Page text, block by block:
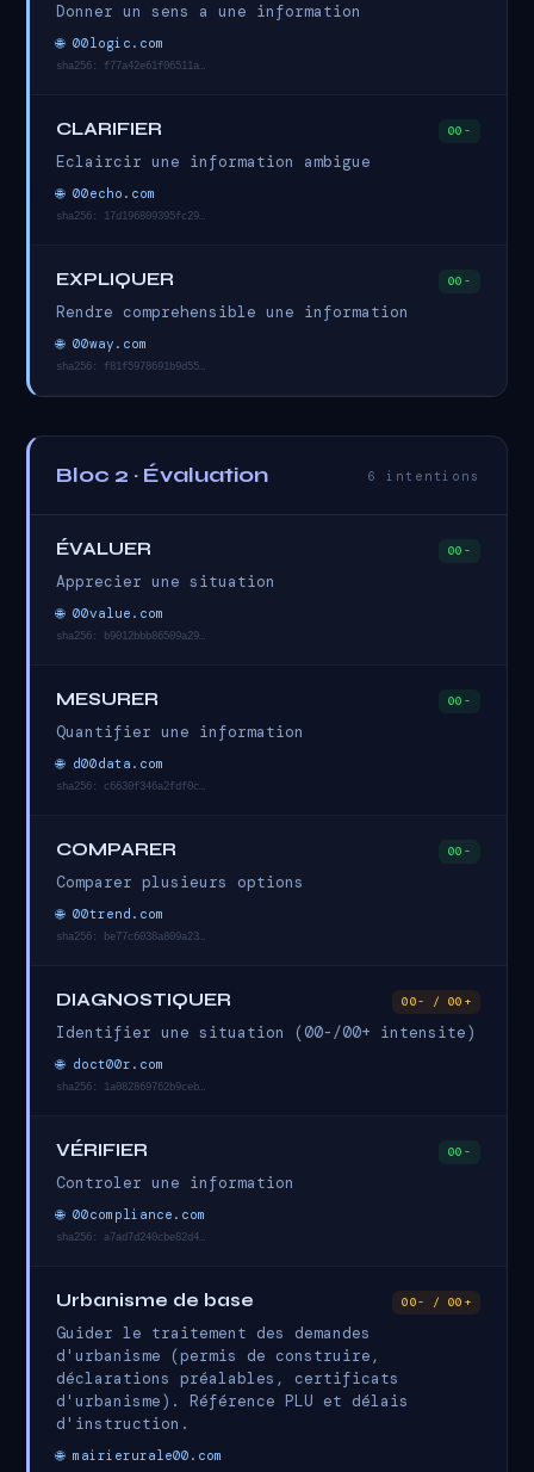
Donner un sens a une information
🌐 00logic.com
sha256: f77a42e61f06511a…
CLARIFIER 00-
Eclaircir une information ambigue
🌐 00echo.com
sha256: 17d196809395fc29…
EXPLIQUER 00-
Rendre comprehensible une information
🌐 00way.com
sha256: f81f5978691b9d55…
Bloc 2 · Évaluation 6 intentions
ÉVALUER 00-
Apprecier une situation
🌐 00value.com
sha256: b9012bbb86509a29…
MESURER 00-
Quantifier une information
🌐 d00data.com
sha256: c6630f346a2fdf0c…
COMPARER 00-
Comparer plusieurs options
🌐 00trend.com
sha256: be77c6038a809a23…
DIAGNOSTIQUER 00- / 00+
Identifier une situation (00-/00+ intensite)
🌐 doct00r.com
sha256: 1a082869762b9ceb…
VÉRIFIER 00-
Controler une information
🌐 00compliance.com
sha256: a7ad7d240cbe82d4…
Urbanisme de base 00- / 00+
Guider le traitement des demandes
d'urbanisme (permis de construire,
déclarations préalables, certificats
d'urbanisme). Référence PLU et délais
d'instruction.
🌐 mairierurale00.com